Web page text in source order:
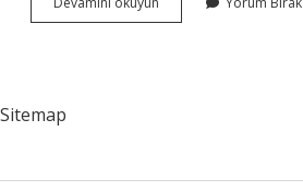
Tedavisi
Sitemap